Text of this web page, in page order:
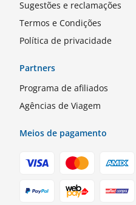
Sugestões e reclamações
Termos e Condições
Política de privacidade
Partners
Programa de afiliados
Agências de Viagem
Meios de pagamento